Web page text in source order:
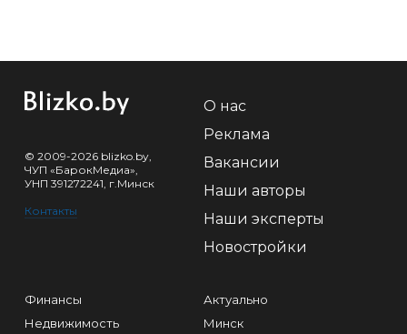
© 2009-2026 blizko.by,
ЧУП «БарокМедиа»,
УНП 391272241, г.Минск
Контакты
О нас
Реклама
Вакансии
Наши авторы
Наши эксперты
Новостройки
Финансы
Недвижимость
Актуально
Минск